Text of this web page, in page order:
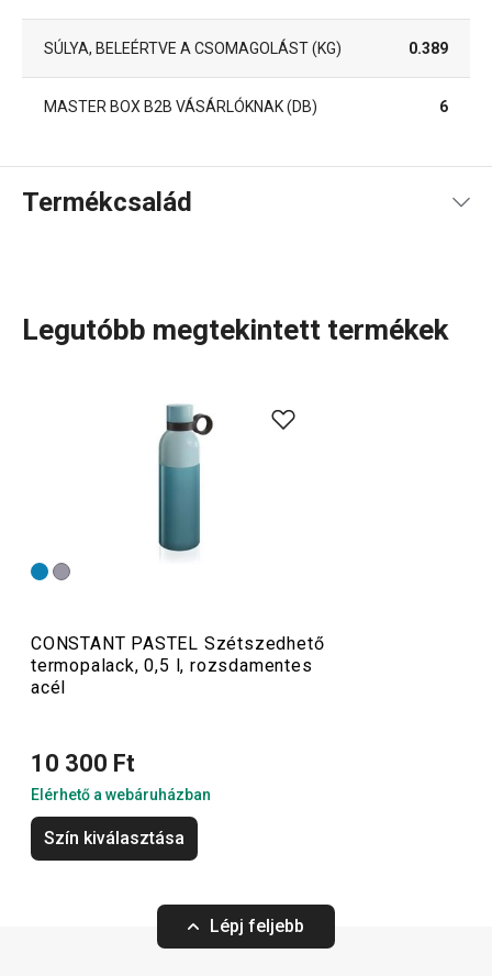
SÚLYA, BELEÉRTVE A CSOMAGOLÁST (KG) 0.389
MASTER BOX B2B VÁSÁRLÓKNAK (DB) 6
Termékcsalád
utazáshoz és sportoláshoz
tervezett termoszok,
, valamint praktikus, teljesen rozsdamentes
acélból készült palackok tartoznak. Kiváló minőségű
ivópalackok
gyakorlatilag törhetetlenek. A termoszok
természetesen nemcsak forró italok, hanem hideg italok
Legutóbb megtekintett termékek
CONSTANT PASTEL Szétszedhető
termopalack, 0,5 l, rozsdamentes
acél
10 300 Ft
Elérhető a webáruházban
Szín kiválasztása
Lépj feljebb